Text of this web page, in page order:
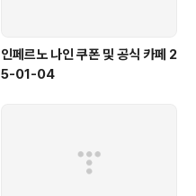
인페르노 나인 쿠폰 및 공식 카페 2
5-01-04